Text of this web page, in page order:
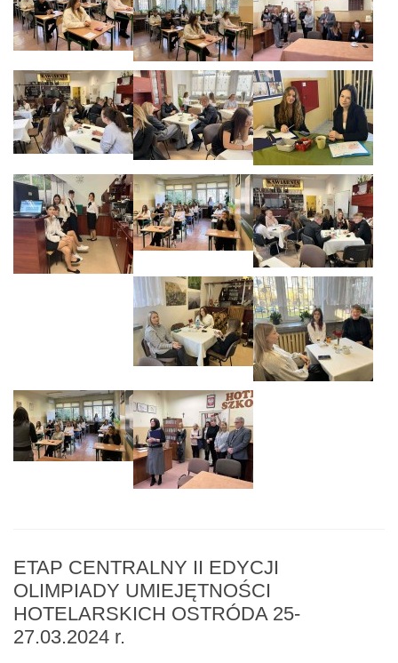
ETAP CENTRALNY II EDYCJI
OLIMPIADY UMIEJĘTNOŚCI
HOTELARSKICH OSTRÓDA 25-
27.03.2024 r.